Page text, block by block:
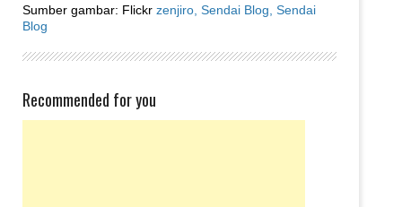
Sumber gambar: Flickr zenjiro, Sendai Blog, Sendai
Blog
Recommended for you